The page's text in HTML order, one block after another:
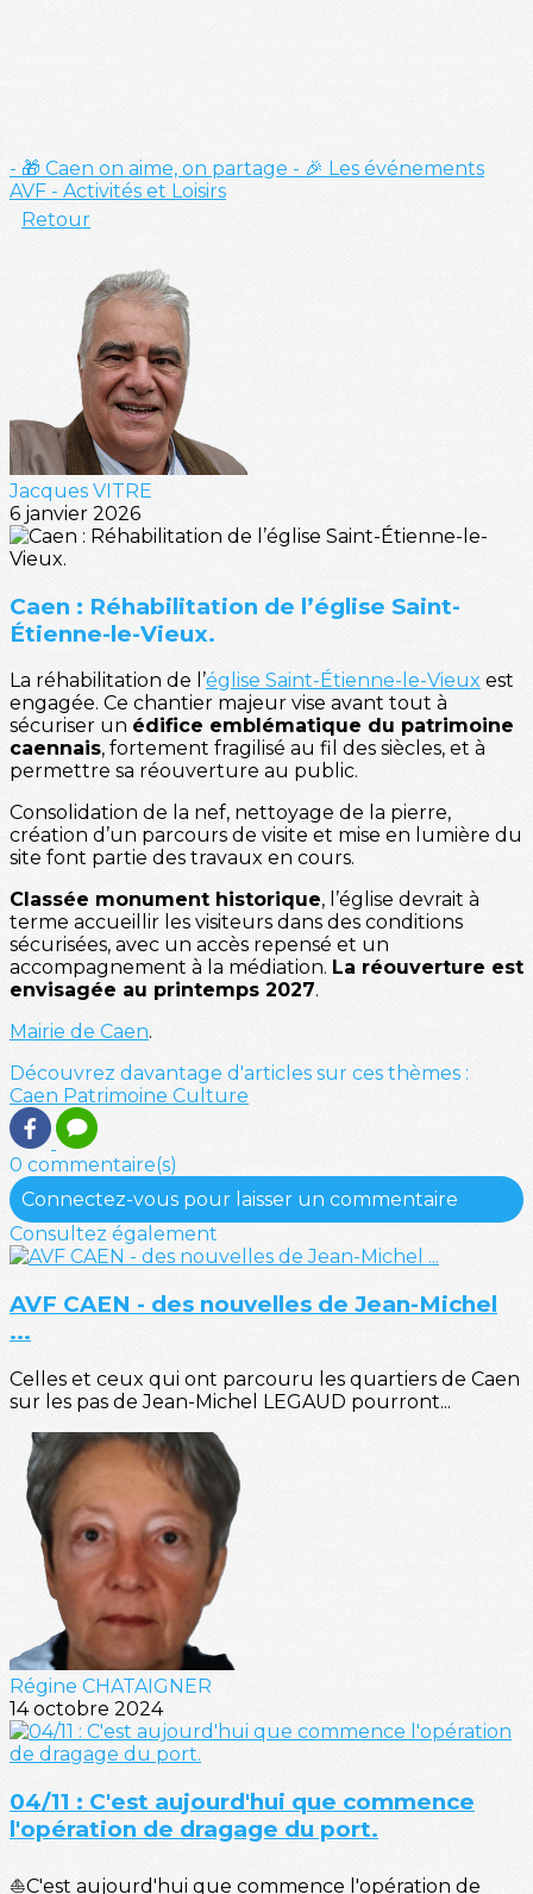
- 🎁 Caen on aime, on partage - 🎉 Les événements
AVF - Activités et Loisirs
Retour
Jacques VITRE
6 janvier 2026
Caen : Réhabilitation de l’église Saint-
Étienne-le-Vieux.
La réhabilitation de l’église Saint-Étienne-le-Vieux est
engagée. Ce chantier majeur vise avant tout à
sécuriser un édifice emblématique du patrimoine
caennais, fortement fragilisé au fil des siècles, et à
permettre sa réouverture au public.
Consolidation de la nef, nettoyage de la pierre,
création d’un parcours de visite et mise en lumière du
site font partie des travaux en cours.
Classée monument historique, l’église devrait à
terme accueillir les visiteurs dans des conditions
sécurisées, avec un accès repensé et un
accompagnement à la médiation. La réouverture est
envisagée au printemps 2027.
Mairie de Caen.
Découvrez davantage d'articles sur ces thèmes :
Caen Patrimoine Culture
0 commentaire(s)
Connectez-vous pour laisser un commentaire
Consultez également
AVF CAEN - des nouvelles de Jean-Michel
...
Celles et ceux qui ont parcouru les quartiers de Caen
sur les pas de Jean-Michel LEGAUD pourront...
Régine CHATAIGNER
14 octobre 2024
04/11 : C'est aujourd'hui que commence
l'opération de dragage du port.
⛵C'est aujourd'hui que commence l'opération de